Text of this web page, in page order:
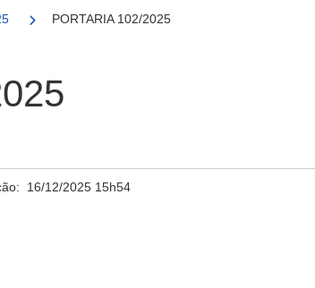
PORTARIA 102/2025
16/12/2025 15h54